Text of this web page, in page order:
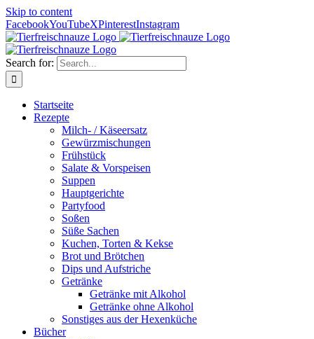
Skip to content
FacebookYouTubeXPinterestInstagram
Search for:
Startseite
Rezepte
Milch- / Käseersatz
Gewürzmischungen
Frühstück
Salate & Vorspeisen
Suppen
Hauptgerichte
Partyfood
Soßen
Süße Sachen
Kuchen, Torten & Kekse
Brot und Brötchen
Dips und Aufstriche
Getränke
Getränke mit Alkohol
Getränke ohne Alkohol
Sonstiges aus der Hexenküche
Bücher